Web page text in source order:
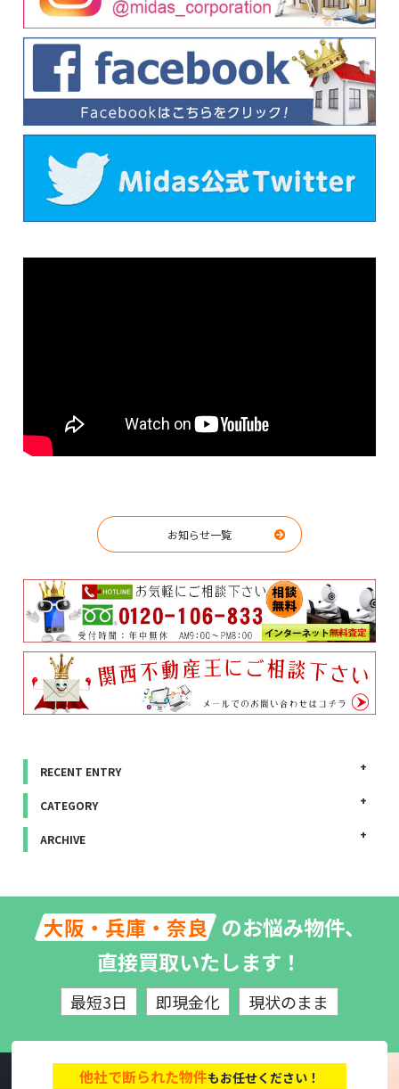
お知らせ一覧
RECENT ENTRY
CATEGORY
ARCHIVE
大阪・兵庫・奈良 のお悩み物件、
直接買取いたします！
最短3日 即現金化 現状のまま
他社で断られた物件もお任せください！